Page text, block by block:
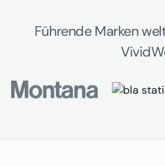
Führende Marken